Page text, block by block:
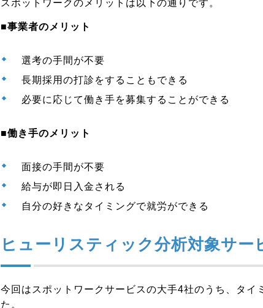
スポットワークのメリットは以下の通りです。
■事業者のメリット
選考の手間が不要
長期採用の打診をすることもできる
必要に応じて働き手を募集することができる
■働き手のメリット
面接の手間が不要
給与が即日入金される
自分の好きなタイミングで就労ができる
ヒューリスティック分析対象サー
今回はスポットワークサービスの大手4社のうち、タイ
た。